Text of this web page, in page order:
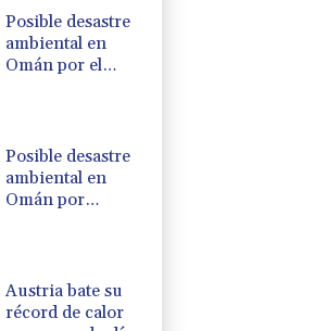
Posible desastre
ambiental en
Omán por el
Posible desastre
ambiental en
Omán por
Austria bate su
récord de calor